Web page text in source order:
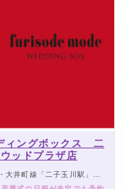
ィングボックス 二
ッドプラザ店
「二子玉川駅」より徒歩1分